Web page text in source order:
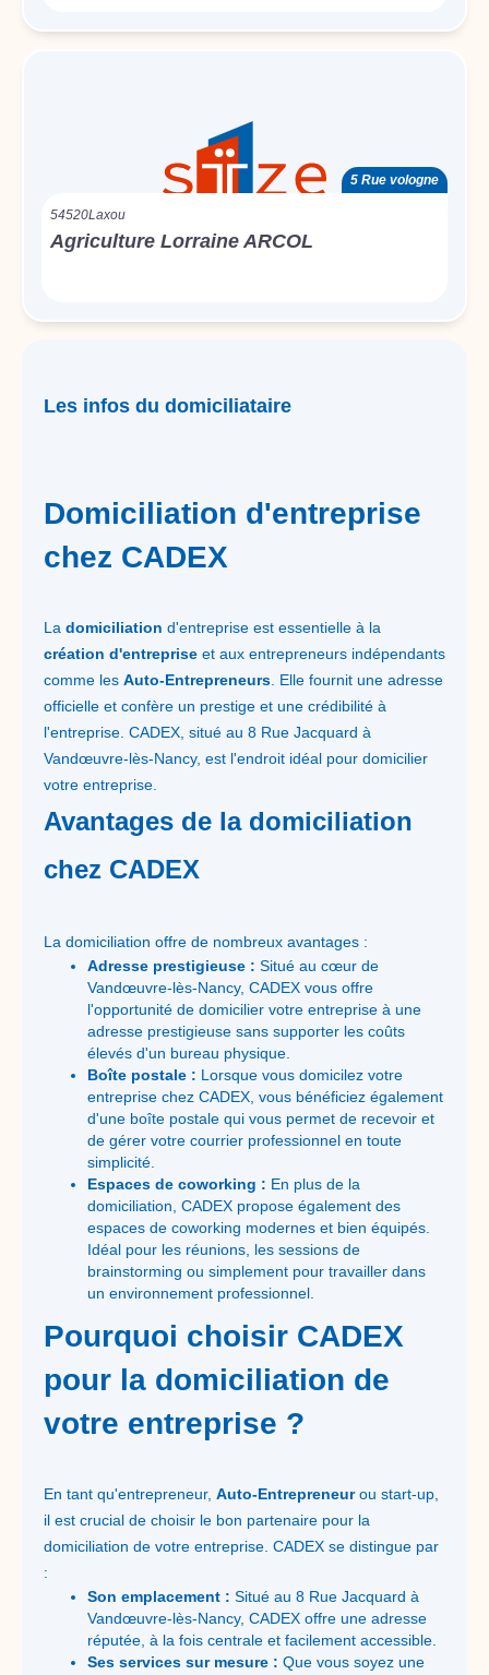
5 Rue vologne
54520Laxou
Agriculture Lorraine ARCOL
Les infos du domiciliataire
Domiciliation d'entreprise
chez CADEX
La domiciliation d'entreprise est essentielle à la
création d'entreprise et aux entrepreneurs indépendants
comme les Auto-Entrepreneurs . Elle fournit une adresse
officielle et confère un prestige et une crédibilité à
l'entreprise. CADEX, situé au 8 Rue Jacquard à
Vandœuvre-lès-Nancy, est l'endroit idéal pour domicilier
votre entreprise.
Avantages de la domiciliation
chez CADEX
La domiciliation offre de nombreux avantages :
Adresse prestigieuse : Situé au cœur de
Vandœuvre-lès-Nancy, CADEX vous offre
l'opportunité de domicilier votre entreprise à une
adresse prestigieuse sans supporter les coûts
élevés d'un bureau physique.
Boîte postale : Lorsque vous domicilez votre
entreprise chez CADEX, vous bénéficiez également
d'une boîte postale qui vous permet de recevoir et
de gérer votre courrier professionnel en toute
simplicité.
Espaces de coworking : En plus de la
domiciliation, CADEX propose également des
espaces de coworking modernes et bien équipés.
Idéal pour les réunions, les sessions de
brainstorming ou simplement pour travailler dans
un environnement professionnel.
Pourquoi choisir CADEX
pour la domiciliation de
votre entreprise ?
En tant qu'entrepreneur, Auto-Entrepreneurou start-up,
il est crucial de choisir le bon partenaire pour la
domiciliation de votre entreprise. CADEX se distingue par
:
Son emplacement : Situé au 8 Rue Jacquard à
Vandœuvre-lès-Nancy, CADEX offre une adresse
réputée, à la fois centrale et facilement accessible.
Ses services sur mesure : Que vous soyez une